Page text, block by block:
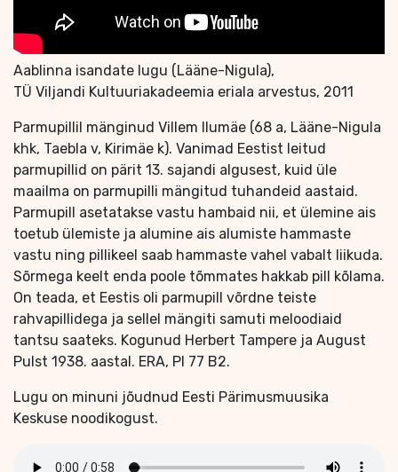
Aablinna isandate lugu (Lääne-Nigula),
TÜ Viljandi Kultuuriakadeemia eriala arvestus, 2011
Parmupillil mänginud Villem Ilumäe (68 a, Lääne-Nigula
khk, Taebla v, Kirimäe k). Vanimad Eestist leitud
parmupillid on pärit 13. sajandi algusest, kuid üle
maailma on parmupilli mängitud tuhandeid aastaid.
Parmupill asetatakse vastu hambaid nii, et ülemine ais
toetub ülemiste ja alumine ais alumiste hammaste
vastu ning pillikeel saab hammaste vahel vabalt liikuda.
Sõrmega keelt enda poole tõmmates hakkab pill kõlama.
On teada, et Eestis oli parmupill võrdne teiste
rahvapillidega ja sellel mängiti samuti meloodiaid
tantsu saateks. Kogunud Herbert Tampere ja August
Pulst 1938. aastal. ERA, Pl 77 B2.
Lugu on minuni jõudnud Eesti Pärimusmuusika
Keskuse noodikogust.